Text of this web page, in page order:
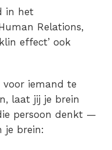
in het
Relations,
effect’ ook
voor iemand te
laat jij je brein
persoon denkt —
je brein: